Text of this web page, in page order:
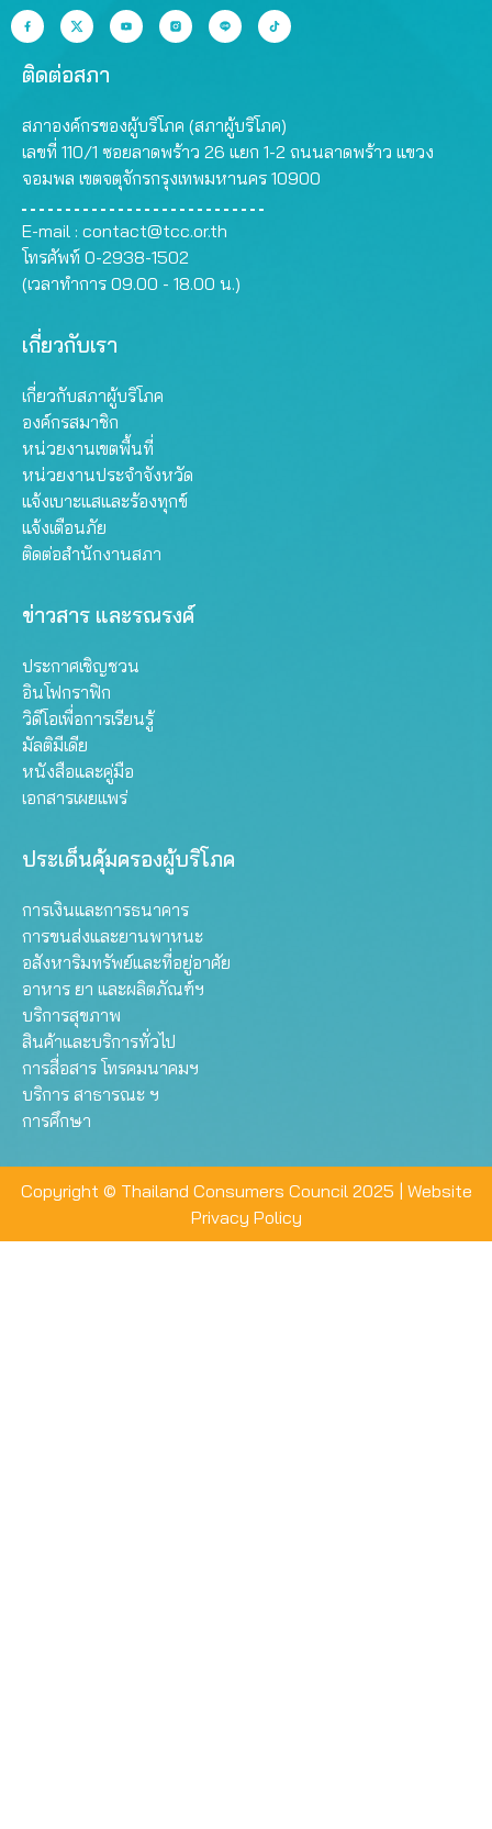
ติดต่อสภา
สภาองค์กรของผู้บริโภค (สภาผู้บริโภค)
เลขที่ 110/1 ซอยลาดพร้าว 26 แยก 1-2 ถนนลาดพร้าว แขวง
จอมพล เขตจตุจักรกรุงเทพมหานคร 10900
E-mail : contact@tcc.or.th
โทรศัพท์ 0-2938-1502
(เวลาทำการ 09.00 - 18.00 น.)
เกี่ยวกับเรา
เกี่ยวกับสภาผู้บริโภค
องค์กรสมาชิก
หน่วยงานเขตพื้นที่
หน่วยงานประจำจังหวัด
แจ้งเบาะแสและร้องทุกข์
แจ้งเตือนภัย
ติดต่อสำนักงานสภา
ข่าวสาร และรณรงค์
ประกาศเชิญชวน
อินโฟกราฟิก
วิดีโอเพื่อการเรียนรู้
มัลติมีเดีย
หนังสือและคู่มือ
เอกสารเผยแพร่
ประเด็นคุ้มครองผู้บริโภค
การเงินและการธนาคาร
การขนส่งและยานพาหนะ
อสังหาริมทรัพย์และที่อยู่อาศัย
อาหาร ยา และผลิตภัณฑ์ฯ
บริการสุขภาพ
สินค้าและบริการทั่วไป
การสื่อสาร โทรคมนาคมฯ
บริการ สาธารณะ ฯ
การศึกษา
Copyright © Thailand Consumers Council 2025 | Website
Privacy Policy